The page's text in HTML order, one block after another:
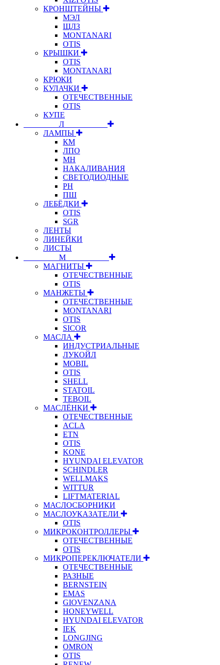
КРОНШТЕЙНЫ
МЭЛ
ЩЛЗ
MONTANARI
OTIS
КРЫШКИ
OTIS
MONTANARI
КРЮКИ
КУЛАЧКИ
ОТЕЧЕСТВЕННЫЕ
OTIS
КУПЕ
⠀⠀⠀⠀⠀⠀Л⠀⠀⠀⠀⠀⠀⠀
ЛАМПЫ
КМ
ЛПО
МН
НАКАЛИВАНИЯ
СВЕТОДИОДНЫЕ
РН
ПШ
ЛЕБЁДКИ
OTIS
SGR
ЛЕНТЫ
ЛИНЕЙКИ
ЛИСТЫ
⠀⠀⠀⠀⠀⠀М⠀⠀⠀⠀⠀⠀⠀
МАГНИТЫ
ОТЕЧЕСТВЕННЫЕ
OTIS
МАНЖЕТЫ
ОТЕЧЕСТВЕННЫЕ
MONTANARI
OTIS
SICOR
МАСЛА
ИНДУСТРИАЛЬНЫЕ
ЛУКОЙЛ
MOBIL
OTIS
SHELL
STATOIL
TEBOIL
МАСЛЁНКИ
ОТЕЧЕСТВЕННЫЕ
ACLA
ETN
OTIS
KONE
HYUNDAI ELEVATOR
SCHINDLER
WELLMAKS
WITTUR
LIFTMATERIAL
МАСЛОСБОРНИКИ
МАСЛОУКАЗАТЕЛИ
OTIS
МИКРОКОНТРОЛЛЕРЫ
ОТЕЧЕСТВЕННЫЕ
OTIS
МИКРОПЕРЕКЛЮЧАТЕЛИ
ОТЕЧЕСТВЕННЫЕ
РАЗНЫЕ
BERNSTEIN
EMAS
GIOVENZANA
HONEYWELL
HYUNDAI ELEVATOR
IEK
LONGJING
OMRON
OTIS